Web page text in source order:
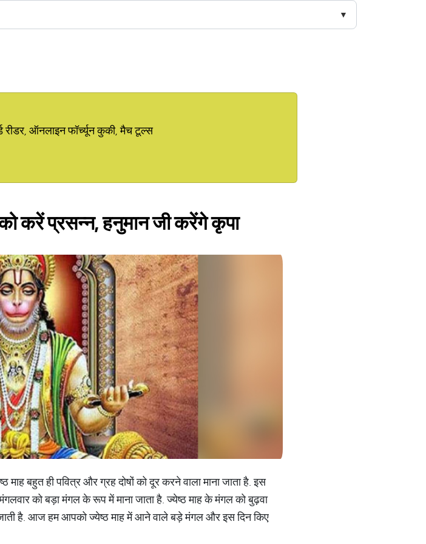
ऑनलाइन फॉर्च्यून कुकी, मैच टूल्स
करें प्रसन्न, हनुमान जी करेंगे कृपा
माह बहुत ही पवित्र और ग्रह दोषों को दूर करने वाला माना जाता है. इस
को बड़ा मंगल के रूप में माना जाता है. ज्येष्ठ माह के मंगल को बुढ़वा
है. आज हम आपको ज्येष्ठ माह में आने वाले बड़े मंगल और इस दिन किए